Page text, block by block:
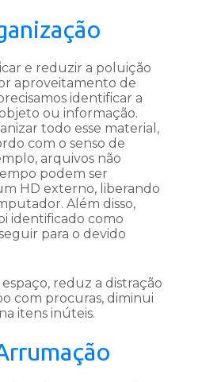
e reduzir a poluição
aproveitamento de
identificar a
ou informação.
todo esse material,
com o senso de
arquivos não
podem ser
HD externo, liberando
Além disso,
identificado como
para o devido
espaço, reduz a distração
com procuras, diminui
itens inúteis.